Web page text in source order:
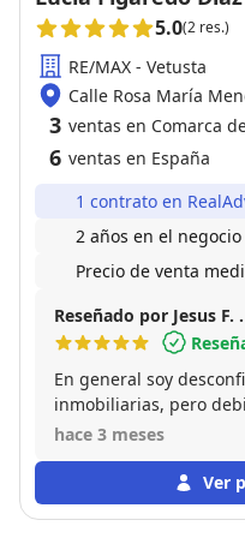
5.0(2 res.)
RE/MAX - Vetusta
Calle Rosa María
3 ventas en Comarca
6 ventas en España
1 contrato en
2 años en el negocio
Precio de venta
Reseñado por Jesus F.
En general soy
inmobiliarias, pero
inmueble que quería
hicieron mucho caso,
comerciales son
hace 3 meses
Ver